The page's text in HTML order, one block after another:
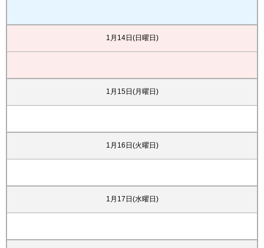
1月14日(日曜日)
1月15日(月曜日)
1月16日(火曜日)
1月17日(水曜日)